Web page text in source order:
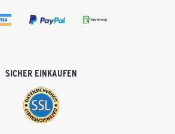
SICHER EINKAUFEN